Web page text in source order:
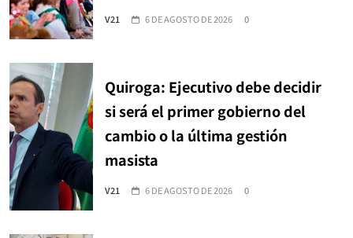
V21 6 DE AGOSTO DE 2026 0
Quiroga: Ejecutivo debe decidir
si será el primer gobierno del
cambio o la última gestión
masista
V21 6 DE AGOSTO DE 2026 0